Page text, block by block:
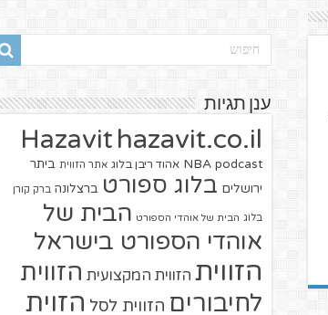
ענן תגיות
Hazavit hazavit.co.il
NBA podcast אהוד ריבן בלוג אתר הזווית ביתר
ירושלים בלוג ספורט ברצלונה ברק קורן
בלוג הבית של אוהדי הספורט הבית של
אוהדי הספורט בישראל
הזווית הזווית המקצועית הזווית
לחיבורים הזווית לסל הזוית